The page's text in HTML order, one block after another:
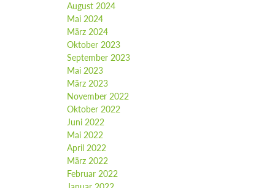
August 2024
Mai 2024
März 2024
Oktober 2023
September 2023
Mai 2023
März 2023
November 2022
Oktober 2022
Juni 2022
Mai 2022
April 2022
März 2022
Februar 2022